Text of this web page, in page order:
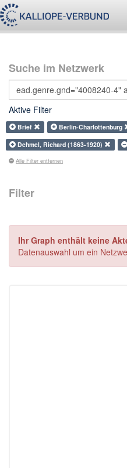
Suche im Netzwerk
Aktive Filter
Brief Berlin-Charlottenburg
Dehmel, Richard (1863-1920)
Alle Filter entfernen
Filter
Ihr Graph enthält keine
Datenauswahl um ein